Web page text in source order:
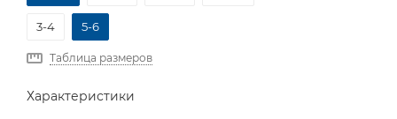
3-4 5-6
Таблица размеров
Характеристики